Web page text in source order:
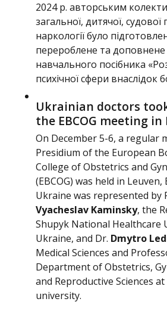
2024 р. авторським
загальної, дитячої, судової
наркології було
перероблене та
навчального посібника
психічної сфери внаслідок
Ukrainian doctors
the EBCOG meeting in
On December 5-6, a regular
Presidium of the European
College of Obstetrics and
(EBCOG) was held in Leuven,
Ukraine was represented by
Vyacheslav Kaminsky, the
Shupyk National Healthcare
Ukraine, and Dr. Dmytro
Medical Sciences and
Department of Obstetrics,
and Reproductive Sciences
university.